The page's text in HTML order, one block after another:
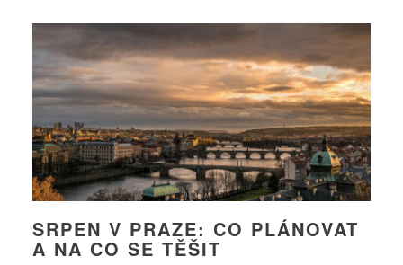
SRPEN V PRAZE: CO PLÁNOVAT
A NA CO SE TĚŠIT